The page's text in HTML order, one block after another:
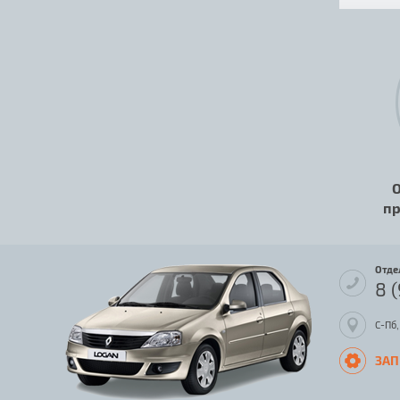
8
С-Пб,